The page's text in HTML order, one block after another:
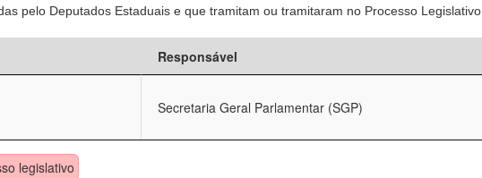
pelo Deputados Estaduais e que tramitam ou tramitaram no Processo Legislativo.
Responsável
Secretaria Geral Parlamentar (SGP)
legislativo